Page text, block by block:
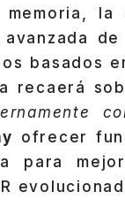
la
basados
recaerá
ofrecer
para